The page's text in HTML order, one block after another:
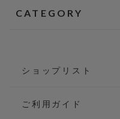
CATEGORY
ショップリスト
ご利用ガイド